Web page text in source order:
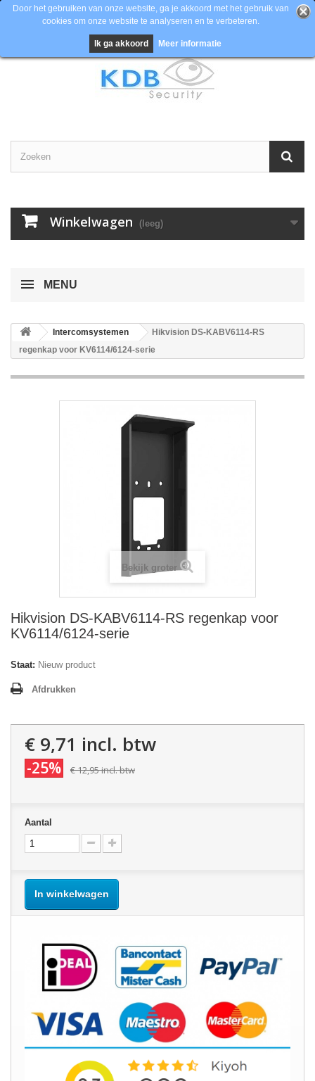
Contacteer ons
Winkelwagen (leeg)
Door het gebruiken van onze website, ga je akkoord met het gebruik van
cookies om onze website te analyseren en te verbeteren.
Ik ga akkoord Meer informatie
MENU
Intercomsystemen
Hikvision DS-KABV6114-RS
regenkap voor KV6114/6124-serie
Bekijk groter
Hikvision DS-KABV6114-RS regenkap voor
KV6114/6124-serie
Staat: Nieuw product
Afdrukken
€ 9,71 incl. btw
-25% € 12,95incl. btw
Aantal
In winkelwagen